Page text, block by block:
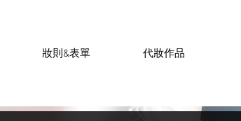
妝則&表單 代妝作品